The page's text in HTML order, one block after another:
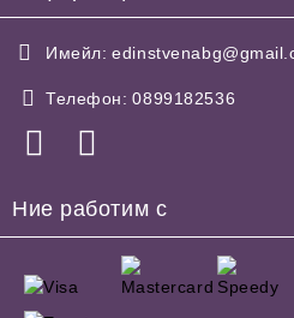
Имейл:
Телефон: 0899182536
Ние работим с